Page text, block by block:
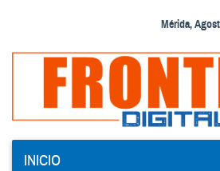
Mérida,
INICIO